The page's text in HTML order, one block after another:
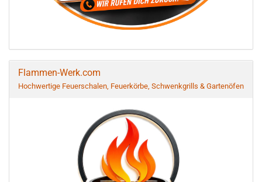
Flammen-Werk.com
Hochwertige Feuerschalen, Feuerkörbe, Schwenkgrills & Gartenöfen